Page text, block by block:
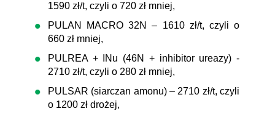
1590 zł/t, czyli o 720 zł mniej,
PULAN MACRO 32N – 1610 zł/t, czyli o
660 zł mniej,
PULREA + INu (46N + inhibitor ureazy) -
2710 zł/t, czyli o 280 zł mniej,
PULSAR (siarczan amonu) – 2710 zł/t, czyli
o 1200 zł drożej,